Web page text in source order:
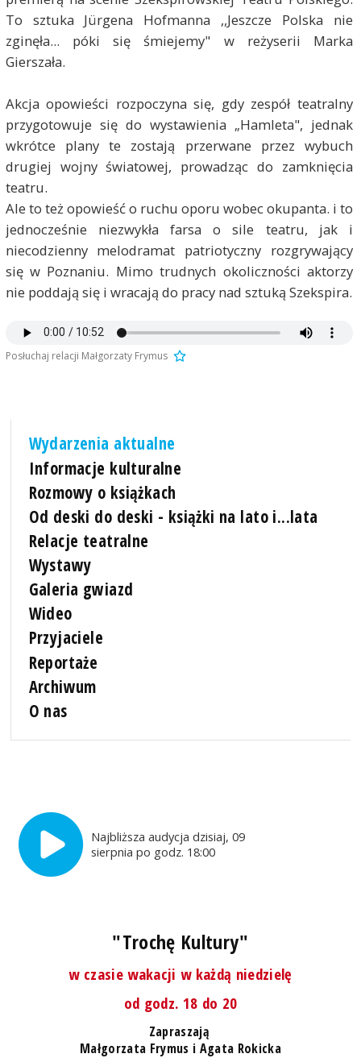
To sztuka Jürgena Hofmanna ,,Jeszcze Polska nie
zginęła... póki się śmiejemy" w reżyserii Marka
Gierszała.
Akcja opowieści rozpoczyna się, gdy zespół teatralny
przygotowuje się do wystawienia „Hamleta", jednak
wkrótce plany te zostają przerwane przez wybuch
drugiej wojny światowej, prowadząc do zamknięcia
teatru.
Ale to też opowieść o ruchu oporu wobec okupanta. i to
jednocześnie niezwykła farsa o sile teatru, jak i
niecodzienny melodramat patriotyczny rozgrywający
się w Poznaniu. Mimo trudnych okoliczności aktorzy
nie poddają się i wracają do pracy nad sztuką Szekspira.
Posłuchaj relacji Małgorzaty Frymus
Wydarzenia aktualne
Informacje kulturalne
Rozmowy o książkach
Od deski do deski - książki na lato i...lata
Relacje teatralne
Wystawy
Galeria gwiazd
Wideo
Przyjaciele
Reportaże
Archiwum
O nas
Najbliższa audycja dzisiaj, 09
sierpnia po godz. 18:00
"Trochę Kultury"
w czasie wakacji w każdą niedzielę
od godz. 18 do 20
Zapraszają
Małgorzata Frymus i Agata Rokicka